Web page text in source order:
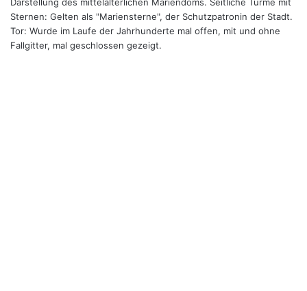
Sternen: Gelten als "Mariensterne", der Schutzpatronin der Stadt.
Tor: Wurde im Laufe der Jahrhunderte mal offen, mit und ohne
Fallgitter, mal geschlossen gezeigt.